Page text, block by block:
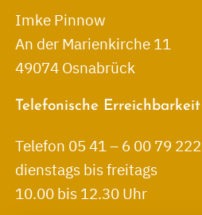
Imke Pinnow
An der Marienkirche 11
49074 Osnabrück
Telefonische Erreichbarkeit
Telefon 05 41 – 6 00 79 222
dienstags bis freitags
10.00 bis 12.30 Uhr